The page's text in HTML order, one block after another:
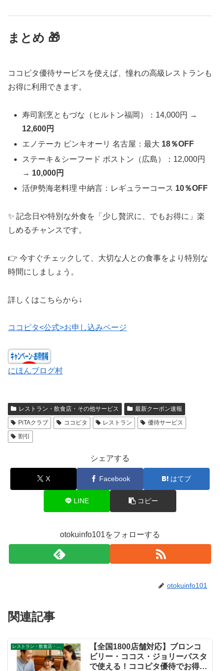
まとめ 🎁
ココピタ優待サービスを使えば、憧れの高級レストランも
お得に利用できます。
寿司割烹ともづな（ヒルトン福岡）：14,000円 →
12,600円
エノテーカ ピンキオーリ 名古屋：最大 18％OFF
ステーキ＆シーフード ボストン（広島）：12,000円
→ 10,000円
活伊勢海老料理 中納言：レギュラーコース 10％OFF
✨ 記念日や特別な外食を「少し贅沢に、でもお得に」楽
しめるチャンスです。
👉 今すぐチェックして、大切な人との食事をより特別な
時間にしましょう。
詳しくはこちらから↓
ココピタ<公式>お申し込みページ
にほんブログ村
レストラン・飲食店・その他サービス
最新クーポン速報
PiTAクラブ
ココピタ レストラン
優待サービス
割引
シェアする
X Facebook はてブ
LINE コピー
otokuinfo101をフォローする
otokuinfo101
関連記事
【全国1800店舗対応】ブロンコ
ビリー・ココス・ジョリーパスタ
で使える！ココピタ優待でお得な